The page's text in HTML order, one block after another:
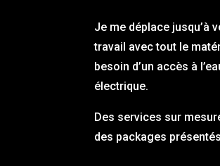
Je me déplace jusqu’à
travail avec tout le
besoin d’un accès à
électrique.
Des services sur
des packages